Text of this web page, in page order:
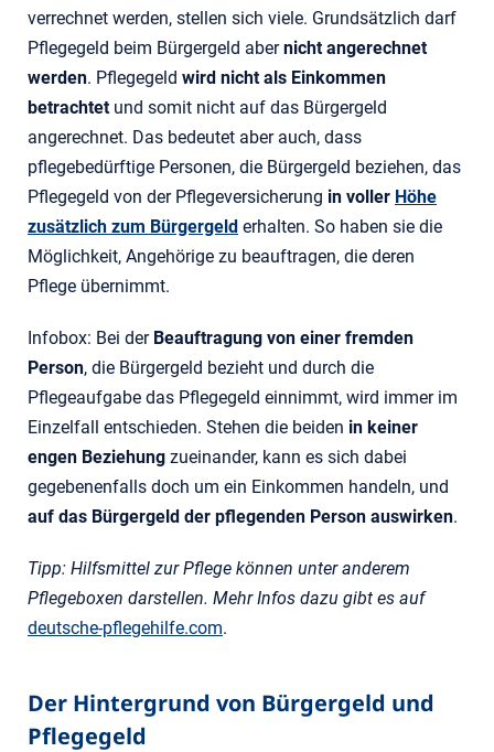
verrechnet werden, stellen sich viele. Grundsätzlich darf
Pflegegeld beim Bürgergeld abernicht angerechnet
werden. Pflegegeld wird nicht als Einkommen
betrachtetund somit nicht auf das Bürgergeld
angerechnet. Das bedeutet aber auch, dass
pflegebedürftige Personen, die Bürgergeld beziehen, das
Pflegegeld von der Pflegeversicherung in voller Höhe
zusätzlich zum Bürgergeld erhalten. So haben sie die
Möglichkeit, Angehörige zu beauftragen, die deren
Pflege übernimmt.
Infobox: Bei der Beauftragung von einer fremden
Person, die Bürgergeld bezieht und durch die
Pflegeaufgabe das Pflegegeld einnimmt, wird immer im
Einzelfall entschieden. Stehen die beiden in keiner
engen Beziehung zueinander, kann es sich dabei
gegebenenfalls doch um ein Einkommen handeln, und
auf das Bürgergeld der pflegenden Person auswirken.
Tipp: Hilfsmittel zur Pflege können unter anderem
Pflegeboxen darstellen. Mehr Infos dazu gibt es auf
deutsche-pflegehilfe.com.
Der Hintergrund von Bürgergeld und
Pflegegeld